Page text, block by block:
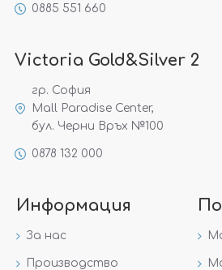
0885 551 660
Victoria Gold&Silver 2
гр. София
Mall Paradise Center,
бул. Черни Връх №100
0878 132 000
Информация
За нас
Производство